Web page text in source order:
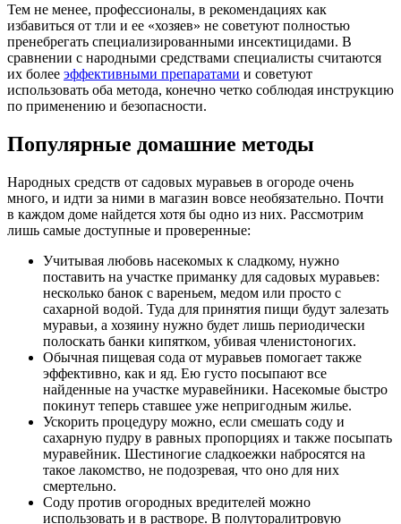
Тем не менее, профессионалы, в рекомендациях как
избавиться от тли и ее «хозяев» не советуют полностью
пренебрегать специализированными инсектицидами. В
сравнении с народными средствами специалисты считаются
их более эффективными препаратами и советуют
использовать оба метода, конечно четко соблюдая инструкцию
по применению и безопасности.
Популярные домашние методы
Народных средств от садовых муравьев в огороде очень
много, и идти за ними в магазин вовсе необязательно. Почти
в каждом доме найдется хотя бы одно из них. Рассмотрим
лишь самые доступные и проверенные:
Учитывая любовь насекомых к сладкому, нужно
поставить на участке приманку для садовых муравьев:
несколько банок с вареньем, медом или просто с
сахарной водой. Туда для принятия пищи будут залезать
муравьи, а хозяину нужно будет лишь периодически
полоскать банки кипятком, убивая членистоногих.
Обычная пищевая сода от муравьев помогает также
эффективно, как и яд. Ею густо посыпают все
найденные на участке муравейники. Насекомые быстро
покинут теперь ставшее уже непригодным жилье.
Ускорить процедуру можно, если смешать соду и
сахарную пудру в равных пропорциях и также посыпать
муравейник. Шестиногие сладкоежки набросятся на
такое лакомство, не подозревая, что оно для них
смертельно.
Соду против огородных вредителей можно
использовать и в растворе. В полуторалитровую